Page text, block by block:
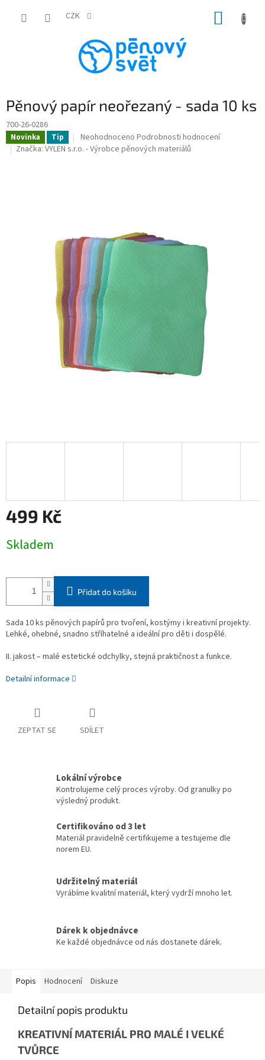
CZK
Pěnový papír neořezaný - sada 10 ks
700-26-0286
Novinka Tip
Průměrné
hodnocení
Neohodnoceno Podrobnosti hodnocení
Značka: VYLEN s.r.o. - Výrobce pěnových materiálů
499 Kč
cena:
Skladem
Přidat do košíku
Sada 10 ks pěnových papírů pro tvoření, kostýmy i kreativní projekty.
Lehké, ohebné, snadno stříhatelné a ideální pro děti i dospělé.
II. jakost – malé estetické odchylky, stejná praktičnost a funkce.
Detailní informace
ZEPTAT SE SDÍLET
Lokální výrobce
Kontrolujeme celý proces výroby. Od granulky po
výsledný produkt.
Certifikováno od 3 let
Materiál pravidelně certifikujeme a testujeme dle
norem EU.
Udržitelný materiál
Vyrábíme kvalitní materiál, který vydrží mnoho let.
Dárek k objednávce
Ke každé objednávce od nás dostanete dárek.
Popis Hodnocení Diskuze
Detailní popis produktu
KREATIVNÍ MATERIÁL PRO MALÉ I VELKÉ
TVŮRCE